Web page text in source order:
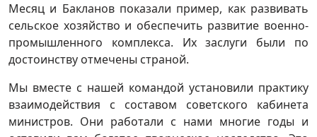
Месяц и Бакланов показали пример, как развивать
сельское хозяйство и обеспечить развитие военно-
промышленного комплекса. Их заслуги были по
достоинству отмечены страной.
Мы вместе с нашей командой установили практику
взаимодействия с составом советского кабинета
министров. Они работали с нами многие годы и